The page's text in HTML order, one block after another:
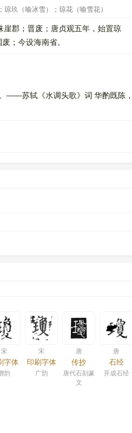
玖（喻冰雪）；琼花（喻雪花）
崖郡；晋废；唐贞观五年，始置琼
；今设海南省。
——苏轼《水调头歌》词 华酌既陈，
宋
字体
韵
宋
印刷字体
广韵
唐
传抄
唐代石刻篆
文
唐
石经
开成石经